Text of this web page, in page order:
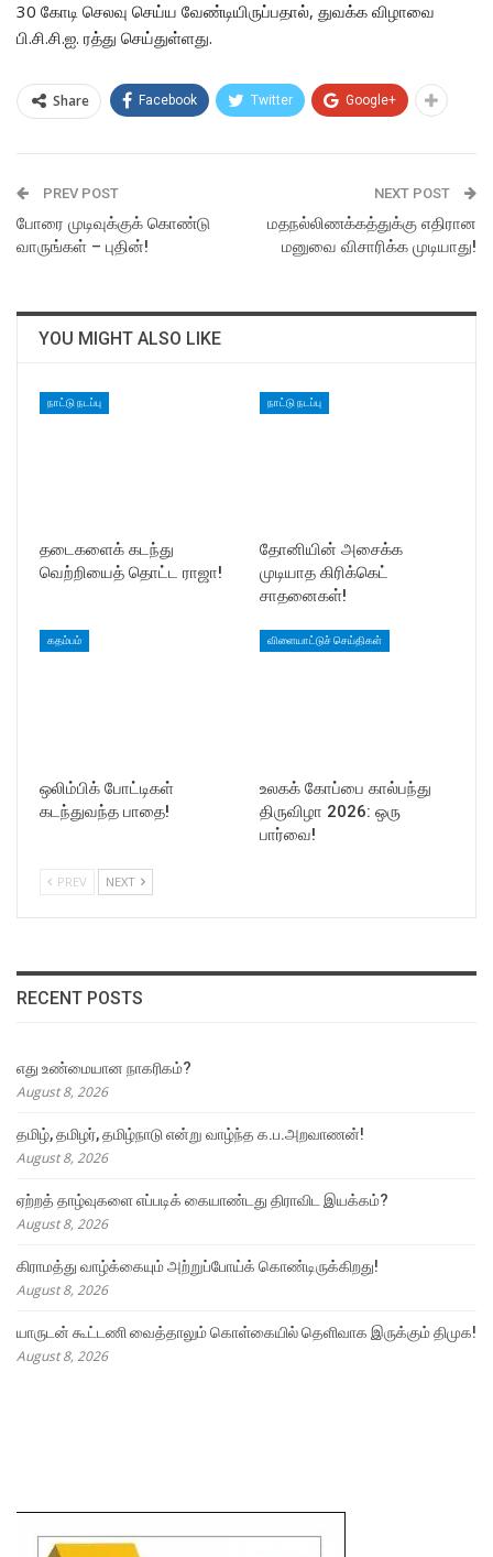
30 கோடி செலவு செய்ய வேண்டியிருப்பதால், துவக்க விழாவை
பி.சி.சி.ஐ. ரத்து செய்துள்ளது.
Share Facebook Twitter Google+
PREV POST
போரை முடிவுக்குக் கொண்டு
வாருங்கள் – புதின்!
NEXT POST
மதநல்லிணக்கத்துக்கு எதிரான
மனுவை விசாரிக்க முடியாது!
YOU MIGHT ALSO LIKE
நாட்டு நடப்பு
தடைகளைக் கடந்து
வெற்றியைத் தொட்ட ராஜா!
நாட்டு நடப்பு
தோனியின் அசைக்க
முடியாத கிரிக்கெட்
சாதனைகள்!
கதம்பம்
ஒலிம்பிக் போட்டிகள்
கடந்துவந்த பாதை!
விளையாட்டுச் செய்திகள்
உலகக் கோப்பை கால்பந்து
திருவிழா 2026: ஒரு
பார்வை!
PREV NEXT
RECENT POSTS
எது உண்மையான நாகரிகம்?
August 8, 2026
தமிழ், தமிழர், தமிழ்நாடு என்று வாழ்ந்த க.ப.அறவாணன்!
August 8, 2026
ஏற்றத் தாழ்வுகளை எப்படிக் கையாண்டது திராவிட இயக்கம்?
August 8, 2026
கிராமத்து வாழ்க்கையும் அற்றுப்போய்க் கொண்டிருக்கிறது!
August 8, 2026
யாருடன் கூட்டணி வைத்தாலும் கொள்கையில் தெளிவாக இருக்கும் திமுக!
August 8, 2026